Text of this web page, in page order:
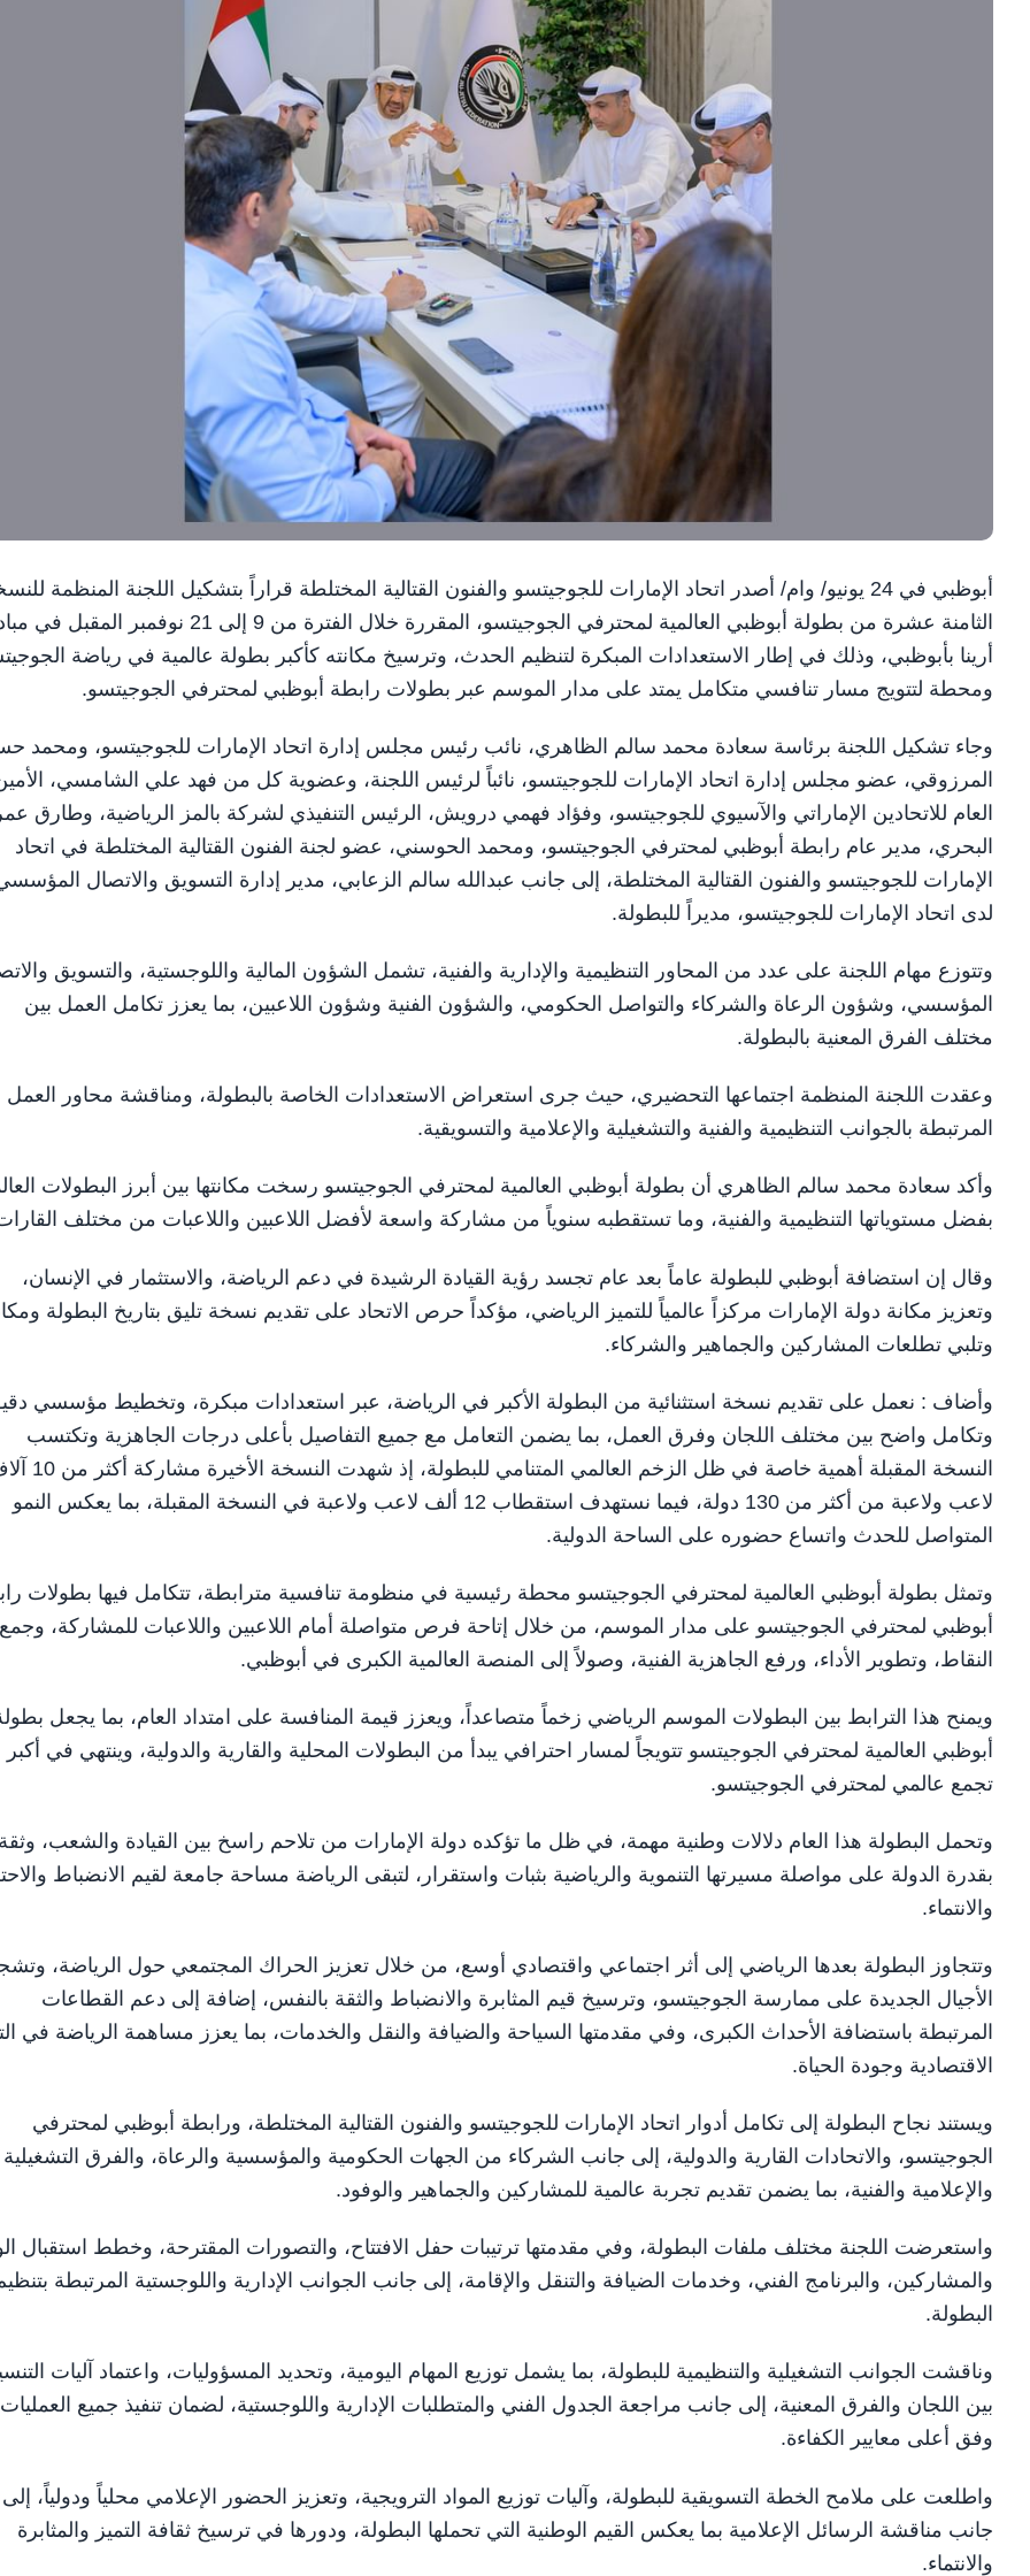
أبوظبي في 24 يونيو/ وام/ أصدر اتحاد الإمارات للجوجيتسو والفنون القتالية المختلطة قراراً بتشكيل اللجنة المنظمة
الثامنة عشرة من بطولة أبوظبي العالمية لمحترفي الجوجيتسو، المقررة خلال الفترة من 9 إلى 21 نوفمبر
أرينا بأبوظبي، وذلك في إطار الاستعدادات المبكرة لتنظيم الحدث، وترسيخ مكانته كأكبر بطولة عالمية في رياضة
ومحطة لتتويج مسار تنافسي متكامل يمتد على مدار الموسم عبر بطولات رابطة أبوظبي لمحترفي الجوجيتسو.
وجاء تشكيل اللجنة برئاسة سعادة محمد سالم الظاهري، نائب رئيس مجلس إدارة اتحاد الإمارات للجوجيتسو، ومحمد
المرزوقي، عضو مجلس إدارة اتحاد الإمارات للجوجيتسو، نائباً لرئيس اللجنة، وعضوية كل من فهد علي الشامسي،
العام للاتحادين الإماراتي والآسيوي للجوجيتسو، وفؤاد فهمي درويش، الرئيس التنفيذي لشركة بالمز الرياضية، وطارق عمر
البحري، مدير عام رابطة أبوظبي لمحترفي الجوجيتسو، ومحمد الحوسني، عضو لجنة الفنون القتالية المختلطة في اتحاد
الإمارات للجوجيتسو والفنون القتالية المختلطة، إلى جانب عبدالله سالم الزعابي، مدير إدارة التسويق والاتصال
لدى اتحاد الإمارات للجوجيتسو، مديراً للبطولة.
وتتوزع مهام اللجنة على عدد من المحاور التنظيمية والإدارية والفنية، تشمل الشؤون المالية واللوجستية، والتسويق
المؤسسي، وشؤون الرعاة والشركاء والتواصل الحكومي، والشؤون الفنية وشؤون اللاعبين، بما يعزز تكامل العمل بين
مختلف الفرق المعنية بالبطولة.
وعقدت اللجنة المنظمة اجتماعها التحضيري، حيث جرى استعراض الاستعدادات الخاصة بالبطولة، ومناقشة محاور العمل
المرتبطة بالجوانب التنظيمية والفنية والتشغيلية والإعلامية والتسويقية.
وأكد سعادة محمد سالم الظاهري أن بطولة أبوظبي العالمية لمحترفي الجوجيتسو رسخت مكانتها بين أبرز البطولات
بفضل مستوياتها التنظيمية والفنية، وما تستقطبه سنوياً من مشاركة واسعة لأفضل اللاعبين واللاعبات من مختلف
وقال إن استضافة أبوظبي للبطولة عاماً بعد عام تجسد رؤية القيادة الرشيدة في دعم الرياضة، والاستثمار في الإنسان،
وتعزيز مكانة دولة الإمارات مركزاً عالمياً للتميز الرياضي، مؤكداً حرص الاتحاد على تقديم نسخة تليق بتاريخ البطولة
وتلبي تطلعات المشاركين والجماهير والشركاء.
وأضاف : نعمل على تقديم نسخة استثنائية من البطولة الأكبر في الرياضة، عبر استعدادات مبكرة، وتخطيط مؤسسي
وتكامل واضح بين مختلف اللجان وفرق العمل، بما يضمن التعامل مع جميع التفاصيل بأعلى درجات الجاهزية وتكتسب
النسخة المقبلة أهمية خاصة في ظل الزخم العالمي المتنامي
لاعب ولاعبة من أكثر من 130 دولة، فيما نستهدف استقطاب 12 ألف لاعب ولاعبة في النسخة المقبلة، بما يعكس النمو
المتواصل للحدث واتساع حضوره على الساحة الدولية.
وتمثل بطولة أبوظبي العالمية لمحترفي الجوجيتسو محطة رئيسية في منظومة تنافسية مترابطة، تتكامل فيها بطولات
أبوظبي لمحترفي الجوجيتسو على مدار الموسم، من خلال إتاحة فرص متواصلة أمام اللاعبين واللاعبات للمشاركة، وجمع
النقاط، وتطوير الأداء، ورفع الجاهزية الفنية، وصولاً إلى المنصة العالمية الكبرى في أبوظبي.
ويمنح هذا الترابط بين البطولات الموسم الرياضي زخماً متصاعداً، ويعزز قيمة المنافسة على امتداد العام، بما يجعل
أبوظبي العالمية لمحترفي الجوجيتسو تتويجاً لمسار احترافي يبدأ من البطولات المحلية والقارية والدولية، وينتهي في أكبر
تجمع عالمي لمحترفي الجوجيتسو.
وتحمل البطولة هذا العام دلالات وطنية مهمة، في ظل ما تؤكده دولة الإمارات من تلاحم راسخ بين القيادة والشعب، وثقة
بقدرة الدولة على مواصلة مسيرتها التنموية والرياضية بثبات واستقرار، لتبقى الرياضة مساحة جامعة لقيم الانضباط
والانتماء.
وتتجاوز البطولة بعدها الرياضي إلى أثر اجتماعي واقتصادي أوسع، من خلال تعزيز الحراك المجتمعي حول الرياضة،
الأجيال الجديدة على ممارسة الجوجيتسو، وترسيخ قيم المثابرة والانضباط والثقة بالنفس، إضافة إلى دعم القطاعات
المرتبطة باستضافة الأحداث الكبرى، وفي مقدمتها السياحة والضيافة والنقل والخدمات، بما يعزز مساهمة الرياضة في
الاقتصادية وجودة الحياة.
ويستند نجاح البطولة إلى تكامل أدوار اتحاد الإمارات للجوجيتسو والفنون القتالية المختلطة، ورابطة أبوظبي لمحترفي
الجوجيتسو، والاتحادات القارية والدولية، إلى جانب الشركاء من الجهات الحكومية والمؤسسية والرعاة، والفرق التشغيلية
والإعلامية والفنية، بما يضمن تقديم تجربة عالمية للمشاركين والجماهير والوفود.
واستعرضت اللجنة مختلف ملفات البطولة، وفي مقدمتها ترتيبات حفل الافتتاح، والتصورات المقترحة، وخطط استقبال
والمشاركين، والبرنامج الفني، وخدمات الضيافة والتنقل والإقامة، إلى جانب الجوانب الإدارية واللوجستية المرتبطة
البطولة.
وناقشت الجوانب التشغيلية والتنظيمية للبطولة، بما يشمل توزيع المهام اليومية، وتحديد المسؤوليات، واعتماد آليات
بين اللجان والفرق المعنية، إلى جانب مراجعة الجدول الفني والمتطلبات الإدارية واللوجستية، لضمان تنفيذ جميع العمليات
وفق أعلى معايير الكفاءة.
واطلعت على ملامح الخطة التسويقية للبطولة، وآليات توزيع المواد الترويجية، وتعزيز الحضور الإعلامي محلياً ودولياً، إلى
جانب مناقشة الرسائل الإعلامية بما يعكس القيم الوطنية التي تحملها البطولة، ودورها في ترسيخ ثقافة التميز والمثابرة
والانتماء.